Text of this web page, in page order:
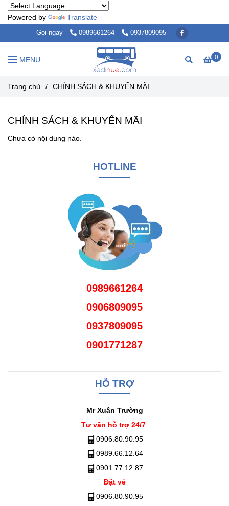
Powered by Translate
Gọi ngay 0989661264 0937809095
0
MENU
Trang chủ / CHÍNH SÁCH & KHUYẾN MÃI
CHÍNH SÁCH & KHUYẾN MÃI
Chưa có nội dung nào.
HOTLINE
0989661264
0906809095
0937809095
0901771287
HỖ TRỢ
Mr Xuân Trường
Tư vấn hỗ trợ 24/7
0906.80.90.95
0989.66.12.64
0901.77.12.87
Đặt vé
0906.80.90.95